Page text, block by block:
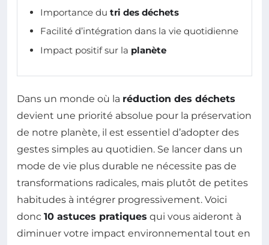
Importance du tri des déchets
Facilité d’intégration dans la vie quotidienne
Impact positif sur la planète
Dans un monde où la réduction des déchets
devient une priorité absolue pour la préservation
de notre planète, il est essentiel d’adopter des
gestes simples au quotidien. Se lancer dans un
mode de vie plus durable ne nécessite pas de
transformations radicales, mais plutôt de petites
habitudes à intégrer progressivement. Voici
donc 10 astuces pratiques qui vous aideront à
diminuer votre impact environnemental tout en